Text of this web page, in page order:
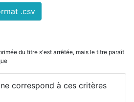
.csv
du titre s'est arrêtée, mais le titre paraît
correspond à ces critères